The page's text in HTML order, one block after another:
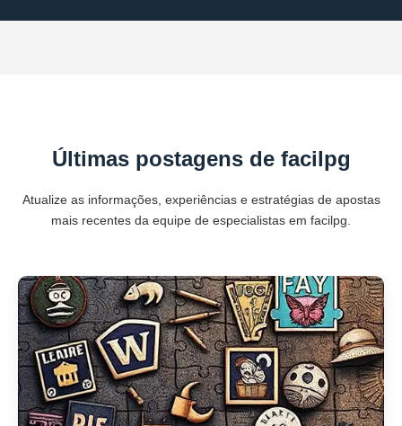
Últimas postagens de facilpg
Atualize as informações, experiências e estratégias de apostas
mais recentes da equipe de especialistas em facilpg.